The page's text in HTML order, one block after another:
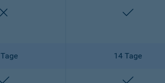
enthalten
14 Tage
enthalten enthalten